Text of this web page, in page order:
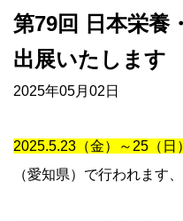
第79回 日本栄養
出展いたします
2025年05月02日
2025.5.23（金）～25（日）
（愛知県）で行われます、